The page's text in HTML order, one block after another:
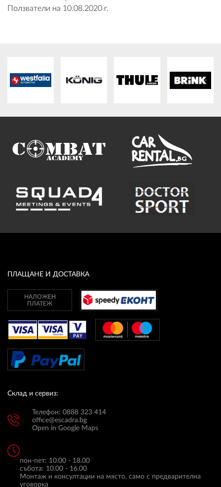
Ползватели на 10.08.2020 г.
ПЛАЩАНЕ И ДОСТАВКА
НАЛОЖЕН
ПЛАТЕЖ
Склад и сервиз:
Телефон: 0888 323 414
office@escadra.bg
Open in Google Maps
пон-пет: 10.00 - 18.00
събота: 10.00 - 16.00
Монтаж и консултации на място, само с предварителна
уговорка